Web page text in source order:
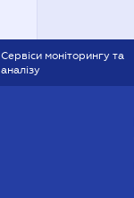
Сервіси моніторингу та
аналізу